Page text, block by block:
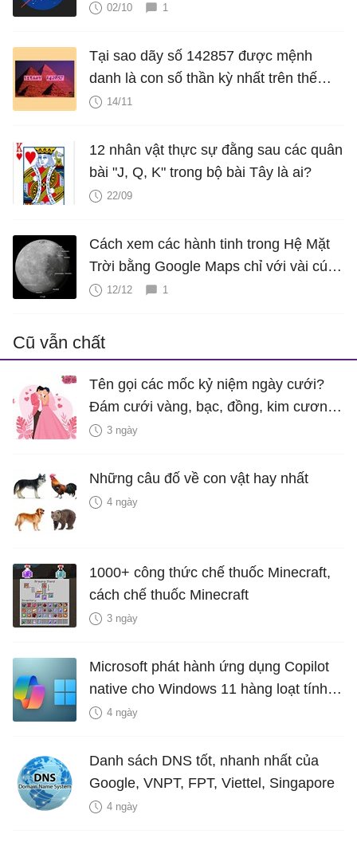
02/10 1
Tại sao dãy số 142857 được mệnh
danh là con số thần kỳ nhất trên thế
giới?
14/11
12 nhân vật thực sự đằng sau các quân
bài "J, Q, K" trong bộ bài Tây là ai?
22/09
Cách xem các hành tinh trong Hệ Mặt
Trời bằng Google Maps chỉ với vài cú
nhấp chuột
12/12 1
Cũ vẫn chất
Tên gọi các mốc kỷ niệm ngày cưới?
Đám cưới vàng, bạc, đồng, kim cương
là bao nhiêu năm?
3 ngày
Những câu đố về con vật hay nhất
4 ngày
1000+ công thức chế thuốc Minecraft,
cách chế thuốc Minecraft
3 ngày
Microsoft phát hành ứng dụng Copilot
native cho Windows 11 hàng loạt tính
năng mới Hữu Ích
4 ngày
Danh sách DNS tốt, nhanh nhất của
Google, VNPT, FPT, Viettel, Singapore
4 ngày